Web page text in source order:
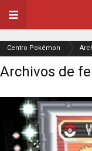
Centro Pokémon
Archivos de